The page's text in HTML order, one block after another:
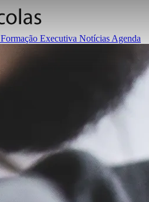
Formação Executiva Notícias Agenda